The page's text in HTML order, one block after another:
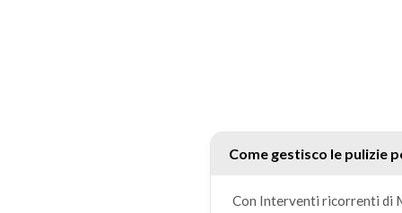
Come gestisco le pulizie
Con Interventi ricorrenti di